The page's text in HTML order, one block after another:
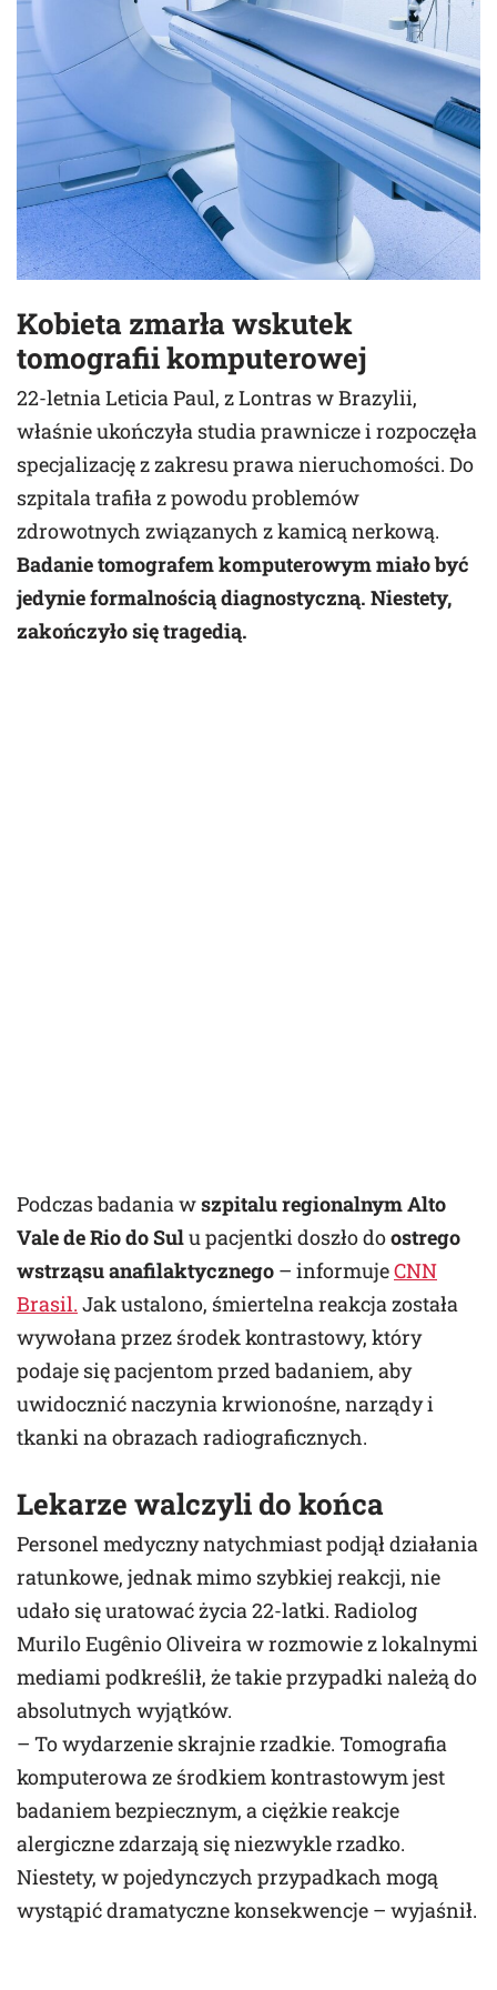
Kobieta zmarła wskutek
tomografii komputerowej
22-letnia Leticia Paul, z Lontras w Brazylii,
właśnie ukończyła studia prawnicze i rozpoczęła
specjalizację z zakresu prawa nieruchomości. Do
szpitala trafiła z powodu problemów
zdrowotnych związanych z kamicą nerkową.
Badanie tomografem komputerowym miało być
jedynie formalnością diagnostyczną. Niestety,
zakończyło się tragedią.
Podczas badania wszpitalu regionalnym Alto
Vale de Rio do Sulu pacjentki doszło doostrego
wstrząsu anafilaktycznego – informujeCNN
Brasil. Jak ustalono, śmiertelna reakcja została
wywołana przez środek kontrastowy, który
podaje się pacjentom przed badaniem, aby
uwidocznić naczynia krwionośne, narządy i
tkanki na obrazach radiograficznych.
Lekarze walczyli do końca
Personel medyczny natychmiast podjął działania
ratunkowe, jednak mimo szybkiej reakcji, nie
udało się uratować życia 22-latki. Radiolog
Murilo Eugênio Oliveira w rozmowie z lokalnymi
mediami podkreślił, że takie przypadki należą do
absolutnych wyjątków.
– To wydarzenie skrajnie rzadkie. Tomografia
komputerowa ze środkiem kontrastowym jest
badaniem bezpiecznym, a ciężkie reakcje
alergiczne zdarzają się niezwykle rzadko.
Niestety, w pojedynczych przypadkach mogą
wystąpić dramatyczne konsekwencje – wyjaśnił.